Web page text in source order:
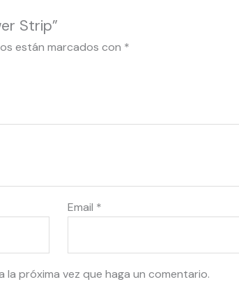
Strip”
están marcados con *
Email *
próxima vez que haga un comentario.